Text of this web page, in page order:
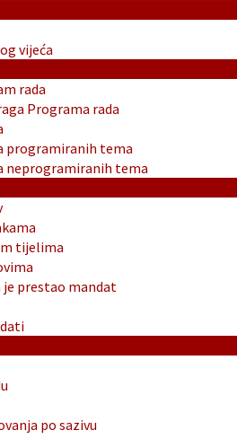
vijeća
rada
Programa rada
programiranih tema
neprogramiranih tema
tijelima
je prestao mandat
po sazivu